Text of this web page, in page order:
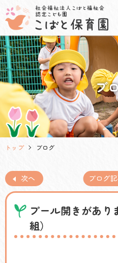
ブ
トップ ブログ
次へ ブログ
プール開きがあり
組）